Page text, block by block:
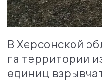
В Херсонской
га территории
единиц